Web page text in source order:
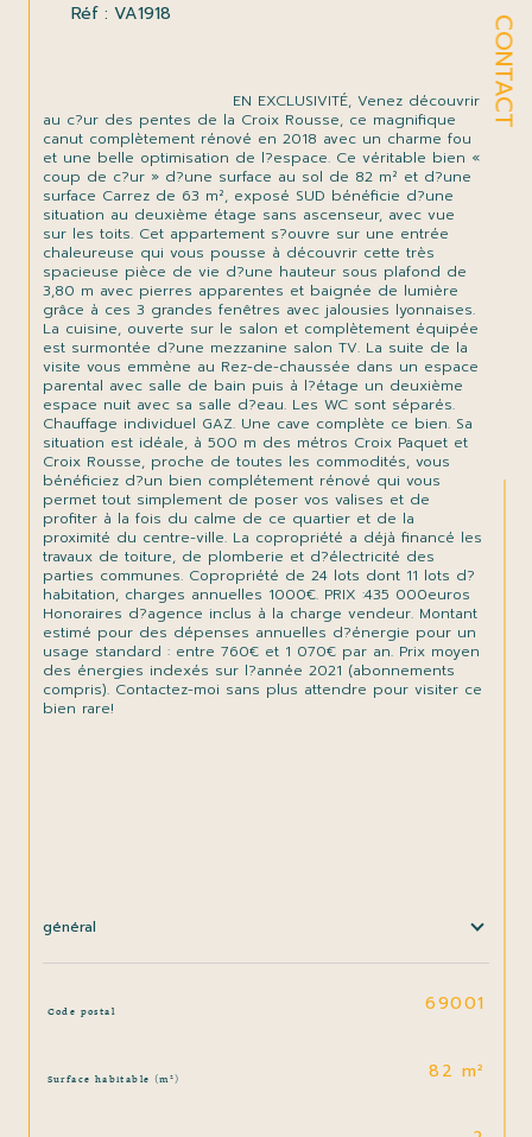
CONTACT
Réf : VA1918
au c?ur des pentes de la Croix Rousse, ce magnifique
canut complètement rénové en 2018 avec un charme fou
et une belle optimisation de l?espace. Ce véritable bien «
coup de c?ur » d?une surface au sol de 82 m² et d?une
surface Carrez de 63 m², exposé SUD bénéficie d?une
situation au deuxième étage sans ascenseur, avec vue
sur les toits. Cet appartement s?ouvre sur une entrée
chaleureuse qui vous pousse à découvrir cette très
spacieuse pièce de vie d?une hauteur sous plafond de
3,80 m avec pierres apparentes et baignée de lumière
grâce à ces 3 grandes fenêtres avec jalousies lyonnaises.
La cuisine, ouverte sur le salon et complètement équipée
est surmontée d?une mezzanine salon TV. La suite de la
visite vous emmène au Rez-de-chaussée dans un espace
parental avec salle de bain puis à l?étage un deuxième
espace nuit avec sa salle d?eau. Les WC sont séparés.
Chauffage individuel GAZ. Une cave complète ce bien. Sa
situation est idéale, à 500 m des métros Croix Paquet et
Croix Rousse, proche de toutes les commodités, vous
bénéficiez d?un bien complétement rénové qui vous
permet tout simplement de poser vos valises et de
profiter à la fois du calme de ce quartier et de la
proximité du centre-ville. La copropriété a déjà financé les
travaux de toiture, de plomberie et d?électricité des
parties communes. Copropriété de 24 lots dont 11 lots d?
habitation, charges annuelles 1000€. PRIX :435 000euros
Honoraires d?agence inclus à la charge vendeur. Montant
estimé pour des dépenses annuelles d?énergie pour un
usage standard : entre 760€ et 1 070€ par an. Prix moyen
des énergies indexés sur l?année 2021 (abonnements
compris). Contactez-moi sans plus attendre pour visiter ce
bien rare!
général
Code postal 69001
Surface habitable (m²) 82 m²